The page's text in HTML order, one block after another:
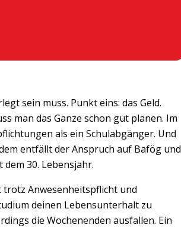
sein muss. Punkt eins: das Geld.
man das Ganze schon gut planen. Im
als ein Schulabgänger. Und
entfällt der Anspruch auf Bafög und
30. Lebensjahr.
Anwesenheitspflicht und
deinen Lebensunterhalt zu
die Wochenenden ausfallen. Ein